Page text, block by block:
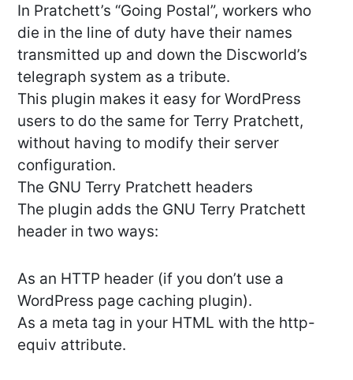
In Pratchett’s “Going Postal”, workers who
die in the line of duty have their names
transmitted up and down the Discworld’s
telegraph system as a tribute.
This plugin makes it easy for WordPress
users to do the same for Terry Pratchett,
without having to modify their server
configuration.
The GNU Terry Pratchett headers
The plugin adds the GNU Terry Pratchett
header in two ways:
As an HTTP header (if you don’t use a
WordPress page caching plugin).
As a meta tag in your HTML with the http-
equiv attribute.